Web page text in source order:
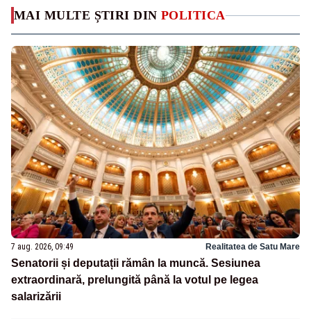
MAI MULTE ȘTIRI DIN POLITICA
7 aug. 2026, 09:49 Realitatea de Satu Mare
Senatorii și deputații rămân la muncă. Sesiunea
extraordinară, prelungită până la votul pe legea
salarizării